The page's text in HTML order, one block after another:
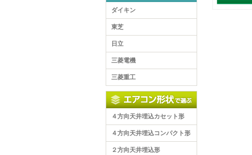
ダイキン
東芝
日立
三菱電機
三菱重工
４方向天井埋込カセット形
４方向天井埋込コンパクト形
２方向天井埋込形